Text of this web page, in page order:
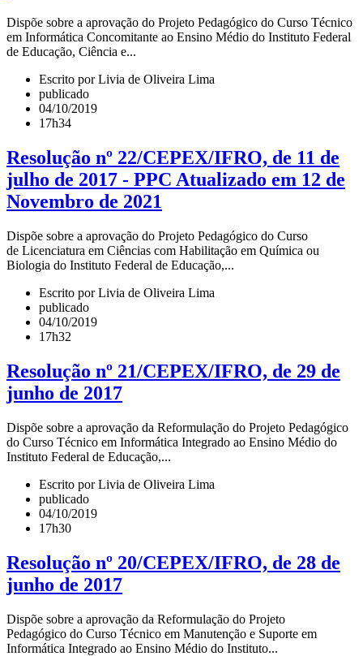
Dispõe sobre a aprovação do Projeto Pedagógico do Curso Técnico
em Informática Concomitante ao Ensino Médio do Instituto Federal
de Educação, Ciência e...
Escrito por Livia de Oliveira Lima
publicado
04/10/2019
17h34
Resolução nº 22/CEPEX/IFRO, de 11 de
julho de 2017 - PPC Atualizado em 12 de
Novembro de 2021
Dispõe sobre a aprovação do Projeto Pedagógico do Curso
de Licenciatura em Ciências com Habilitação em Química ou
Biologia do Instituto Federal de Educação,...
Escrito por Livia de Oliveira Lima
publicado
04/10/2019
17h32
Resolução nº 21/CEPEX/IFRO, de 29 de
junho de 2017
Dispõe sobre a aprovação da Reformulação do Projeto Pedagógico
do Curso Técnico em Informática Integrado ao Ensino Médio do
Instituto Federal de Educação,...
Escrito por Livia de Oliveira Lima
publicado
04/10/2019
17h30
Resolução nº 20/CEPEX/IFRO, de 28 de
junho de 2017
Dispõe sobre a aprovação da Reformulação do Projeto
Pedagógico do Curso Técnico em Manutenção e Suporte em
Informática Integrado ao Ensino Médio do Instituto...